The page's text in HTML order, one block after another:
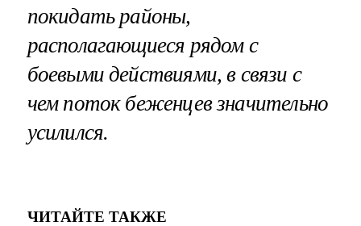
покидать районы,
располагающиеся рядом с
боевыми действиями, в связи с
чем поток беженцев значительно
усилился.
ЧИТАЙТЕ ТАКЖЕ